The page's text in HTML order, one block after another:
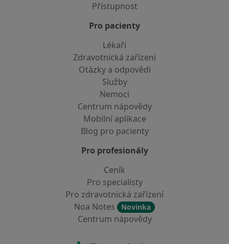
Přístupnost
Pro pacienty
Lékaři
Zdravotnická zařízení
Otázky a odpovědi
Služby
Nemoci
Centrum nápovědy
Mobilní aplikace
Blog pro pacienty
Pro profesionály
Ceník
Pro specialisty
Pro zdravotnická zařízení
Noa Notes
Novinka
Centrum nápovědy